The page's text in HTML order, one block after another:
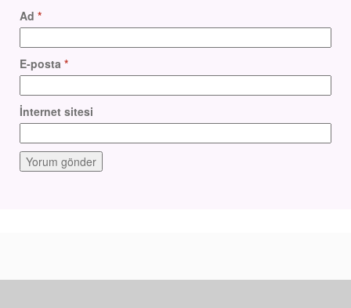
Ad *
E-posta *
İnternet sitesi